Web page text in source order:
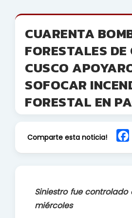
CUARENTA
FORESTALES
CUSCO
SOFOCAR
FORESTAL EN
Comparte esta noticia!
Siniestro fue
miércoles